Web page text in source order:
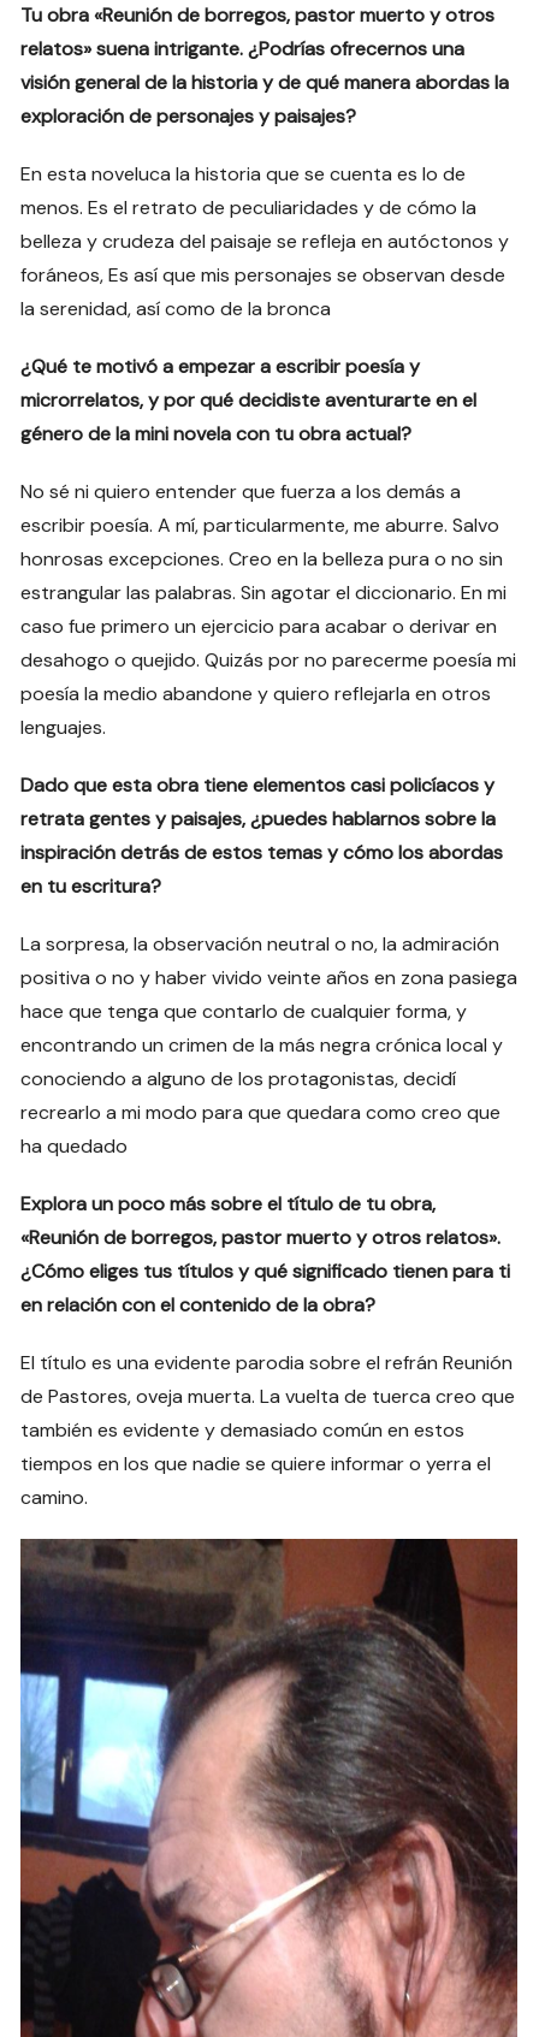
Tu obra «Reunión de borregos, pastor muerto y otros
relatos» suena intrigante. ¿Podrías ofrecernos una
visión general de la historia y de qué manera abordas la
exploración de personajes y paisajes?
En esta noveluca la historia que se cuenta es lo de
menos. Es el retrato de peculiaridades y de cómo la
belleza y crudeza del paisaje se refleja en autóctonos y
foráneos, Es así que mis personajes se observan desde
la serenidad, así como de la bronca
¿Qué te motivó a empezar a escribir poesía y
microrrelatos, y por qué decidiste aventurarte en el
género de la mini novela con tu obra actual?
No sé ni quiero entender que fuerza a los demás a
escribir poesía. A mí, particularmente, me aburre. Salvo
honrosas excepciones. Creo en la belleza pura o no sin
estrangular las palabras. Sin agotar el diccionario. En mi
caso fue primero un ejercicio para acabar o derivar en
desahogo o quejido. Quizás por no parecerme poesía mi
poesía la medio abandone y quiero reflejarla en otros
lenguajes.
Dado que esta obra tiene elementos casi policíacos y
retrata gentes y paisajes, ¿puedes hablarnos sobre la
inspiración detrás de estos temas y cómo los abordas
en tu escritura?
La sorpresa, la observación neutral o no, la admiración
positiva o no y haber vivido veinte años en zona pasiega
hace que tenga que contarlo de cualquier forma, y
encontrando un crimen de la más negra crónica local y
conociendo a alguno de los protagonistas, decidí
recrearlo a mi modo para que quedara como creo que
ha quedado
Explora un poco más sobre el título de tu obra,
«Reunión de borregos, pastor muerto y otros relatos».
¿Cómo eliges tus títulos y qué significado tienen para ti
en relación con el contenido de la obra?
El título es una evidente parodia sobre el refrán Reunión
de Pastores, oveja muerta. La vuelta de tuerca creo que
también es evidente y demasiado común en estos
tiempos en los que nadie se quiere informar o yerra el
camino.